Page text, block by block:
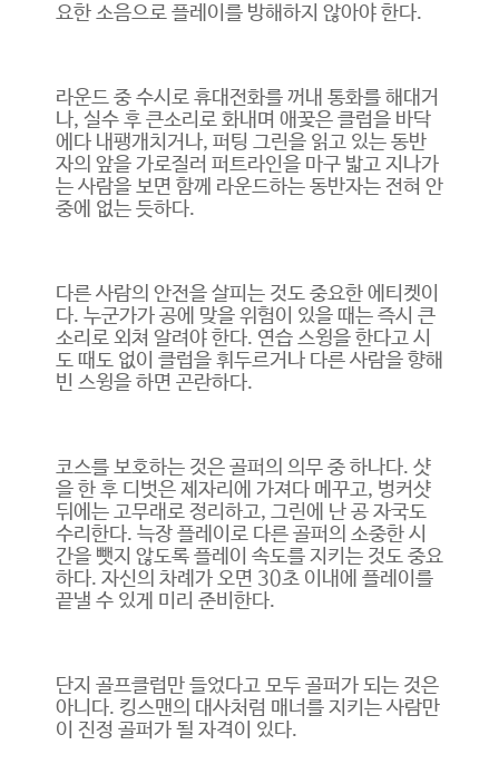
요한 소음으로 플레이를 방해하지 않아야 한다.
라운드 중 수시로 휴대전화를 꺼내 통화를 해대거
나, 실수 후 큰소리로 화내며 애꿎은 클럽을 바닥
에다 내팽개치거나, 퍼팅 그린을 읽고 있는 동반
자의 앞을 가로질러 퍼트라인을 마구 밟고 지나가
는 사람을 보면 함께 라운드하는 동반자는 전혀 안
중에 없는 듯하다.
다른 사람의 안전을 살피는 것도 중요한 에티켓이
다. 누군가가 공에 맞을 위험이 있을 때는 즉시 큰
소리로 외쳐 알려야 한다. 연습 스윙을 한다고 시
도 때도 없이 클럽을 휘두르거나 다른 사람을 향해
빈 스윙을 하면 곤란하다.
코스를 보호하는 것은 골퍼의 의무 중 하나다. 샷
을 한 후 디벗은 제자리에 가져다 메꾸고, 벙커샷
뒤에는 고무래로 정리하고, 그린에 난 공 자국도
수리한다. 늑장 플레이로 다른 골퍼의 소중한 시
간을 뺏지 않도록 플레이 속도를 지키는 것도 중요
하다. 자신의 차례가 오면 30초 이내에 플레이를
끝낼 수 있게 미리 준비한다.
단지 골프클럽만 들었다고 모두 골퍼가 되는 것은
아니다. 킹스맨의 대사처럼 매너를 지키는 사람만
이 진정 골퍼가 될 자격이 있다.